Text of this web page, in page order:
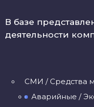
В базе
деятельности
CМИ / Средства
Аварийные /